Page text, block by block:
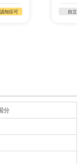
認知症可 自立
分